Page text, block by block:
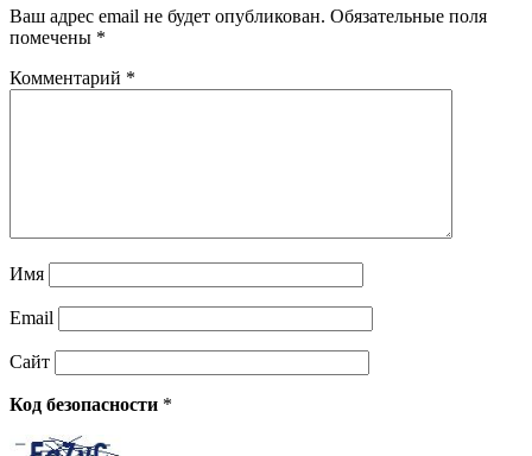
Ваш адрес email не будет опубликован. Обязательные поля
помечены *
Комментарий *
Имя
Email
Сайт
Код безопасности *